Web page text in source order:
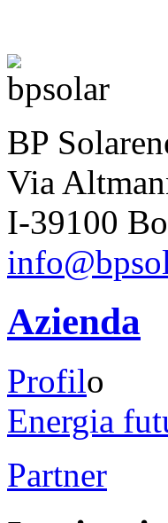
BP
Via
I-39100
Azienda
Profilo
Energia
Partner